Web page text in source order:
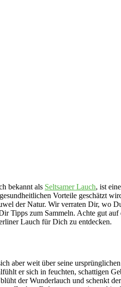
bekannt als Seltsamer Lauch, ist
Vorteile geschätzt
der Natur. Wir verraten Dir, wo
Tipps zum Sammeln. Achte gut
Lauch für Dich zu entdecken.
aber weit über seine
er sich in feuchten, schattigen
der Wunderlauch und schenkt